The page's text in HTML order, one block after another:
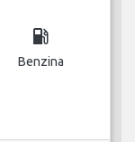
local_gas_station
Benzina